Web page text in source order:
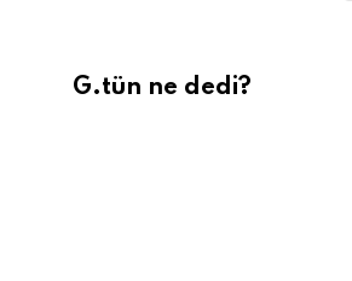
G.tün ne dedi?